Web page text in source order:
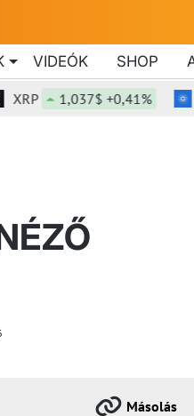
VIDEÓK SHOP
1,037$ +0,41% ADA
Másolás